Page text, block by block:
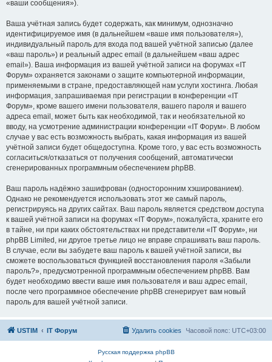
«ваши сообщения»).
Ваша учётная запись будет содержать, как минимум, однозначно
идентифицируемое имя (в дальнейшем «ваше имя пользователя»),
индивидуальный пароль для входа под вашей учётной записью (далее
«ваш пароль») и реальный адрес email (в дальнейшем «ваш адрес
email»). Ваша информация из вашей учётной записи на форумах «IT
Форум» охраняется законами о защите компьютерной информации,
применяемыми в стране, предоставляющей нам услуги хостинга. Любая
информация, запрашиваемая при регистрации в конференции «IT
Форум», кроме вашего имени пользователя, вашего пароля и вашего
адреса email, может быть как необходимой, так и необязательной ко
вводу, на усмотрение администрации конференции «IT Форум». В любом
случае у вас есть возможность выбрать, какая информация из вашей
учётной записи будет общедоступна. Кроме того, у вас есть возможность
согласиться/отказаться от получения сообщений, автоматически
сгенерированных программным обеспечением phpBB.
Ваш пароль надёжно зашифрован (односторонним хэшированием).
Однако не рекомендуется использовать этот же самый пароль,
регистрируясь на других сайтах. Ваш пароль является средством доступа
к вашей учётной записи на форумах «IT Форум», пожалуйста, храните его
в тайне, ни при каких обстоятельствах ни представители «IT Форум», ни
phpBB Limited, ни другое третье лицо не вправе спрашивать ваш пароль.
В случае, если вы забудете ваш пароль к вашей учётной записи, вы
сможете воспользоваться функцией восстановления пароля «Забыли
пароль?», предусмотренной программным обеспечением phpBB. Вам
будет необходимо ввести ваше имя пользователя и ваш адрес email,
после чего программное обеспечение phpBB сгенерирует вам новый
пароль для вашей учётной записи.
USTIM IT Форум Часовой пояс: UTC+03:00
Удалить cookies
Русская поддержка phpBB